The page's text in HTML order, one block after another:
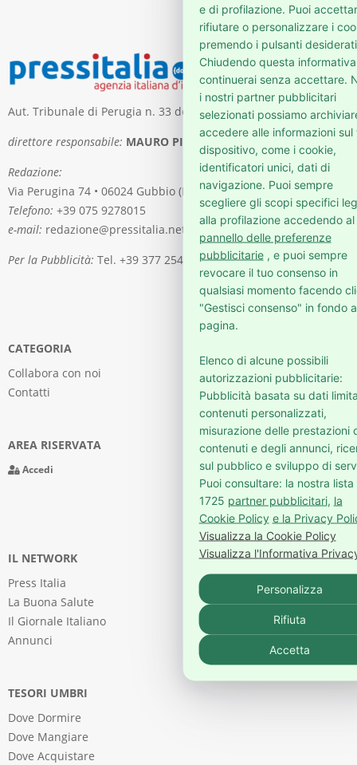
Aut. Tribunale di Perugia n. 33 del 5 maggio 2006
direttore responsabile: MAURO PIERGENTILI
Redazione:
Via Perugina 74 • 06024 Gubbio (PG)
Telefono: +39 075 9278015
e-mail: redazione@pressitalia.net
Per la Pubblicità: Tel. +39 377 2541976
CATEGORIA
Collabora con noi
Contatti
AREA RISERVATA
Accedi
IL NETWORK
Press Italia
La Buona Salute
Il Giornale Italiano
Annunci
TESORI UMBRI
Dove Dormire
Dove Mangiare
Dove Acquistare
e di profilazione. Puoi
rifiutare o personalizzare i
premendo i pulsanti
Chiudendo questa informativa
continuerai senza accettare.
i nostri partner pubblicitari
selezionati possiamo
accedere alle informazioni sul
dispositivo, come i cookie,
identificatori unici, dati di
navigazione. Puoi sempre
scegliere gli scopi specifici
alla profilazione accedendo al
pannello delle preferenze
pubblicitarie, e puoi sempre
revocare il tuo consenso in
qualsiasi momento facendo
"Gestisci consenso" in fondo
pagina.
Elenco di alcune possibili
autorizzazioni pubblicitarie:
Pubblicità basata su dati
contenuti personalizzati,
misurazione delle prestazioni
contenuti e degli annunci,
sul pubblico e sviluppo di
Puoi consultare: la nostra lista
1725 partner pubblicitari, la
Cookie Policy e la Privacy
Visualizza la Cookie Policy
Visualizza l'Informativa
Personalizza
Rifiuta
Accetta